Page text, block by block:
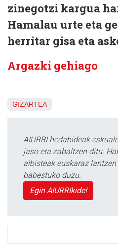
zinegotzi kargua
Hamalau urte eta
herritar gisa eta
Argazki gehiago
GIZARTEA
AIURRI hedabideak
jaso eta zabaltzen ditu.
albisteak euskaraz
babestuko duzu.
Egin AIURRIkide!